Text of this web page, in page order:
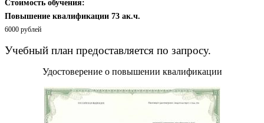
Стоимость обучения:
Повышение квалификации 73 ак.ч.
6000 рублей
Учебный план предоставляется по запросу.
Удостоверение о повышении квалификации